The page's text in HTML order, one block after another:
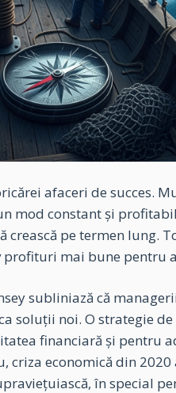
afaceri de succes.
mod constant și
crească pe termen lung.
profituri mai bune pentru
subliniază că
soluții noi. O strategie
financiară și pentru
criza economică din
în special